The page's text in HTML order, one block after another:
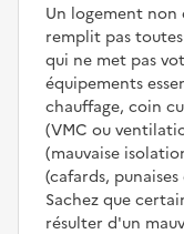
Un logement
remplit pas
qui ne met pas
équipements
chauffage, coin
(VMC ou
(mauvaise
(cafards,
Sachez que
résulter d'un